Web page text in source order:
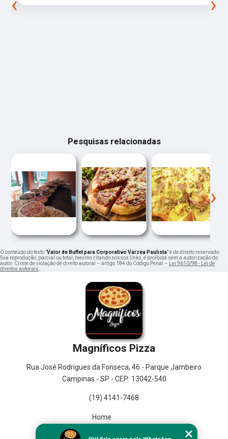
Pesquisas relacionadas
‹ ›
O conteúdo do texto "Valor de Buffet para Corporativo Várzea Paulista" é de direito reservado.
Sua reprodução, parcial ou total, mesmo citando nossos links, é proibida sem a autorização do
autor. Crime de violação de direito autoral – artigo 184 do Código Penal –
Lei 9610/98 - Lei de
direitos autorais
Magníficos Pizza
Rua José Rodrigues da Fonseca, 46 - Parque Jambeiro
Campinas - SP - CEP: 13042-540
(19) 4141-7468
Home